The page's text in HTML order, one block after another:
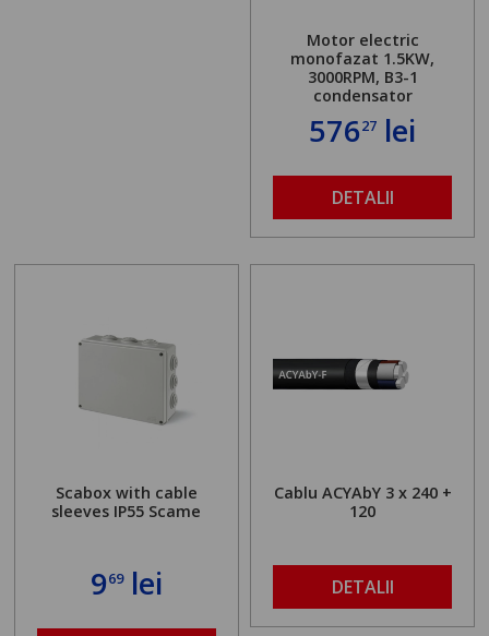
Motor electric
monofazat 1.5KW,
3000RPM, B3-1
condensator
57627 lei
DETALII
Scabox with cable
sleeves IP55 Scame
969lei
Cablu ACYAbY 3 x 240 +
120
DETALII